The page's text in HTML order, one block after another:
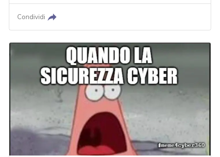
Condividi